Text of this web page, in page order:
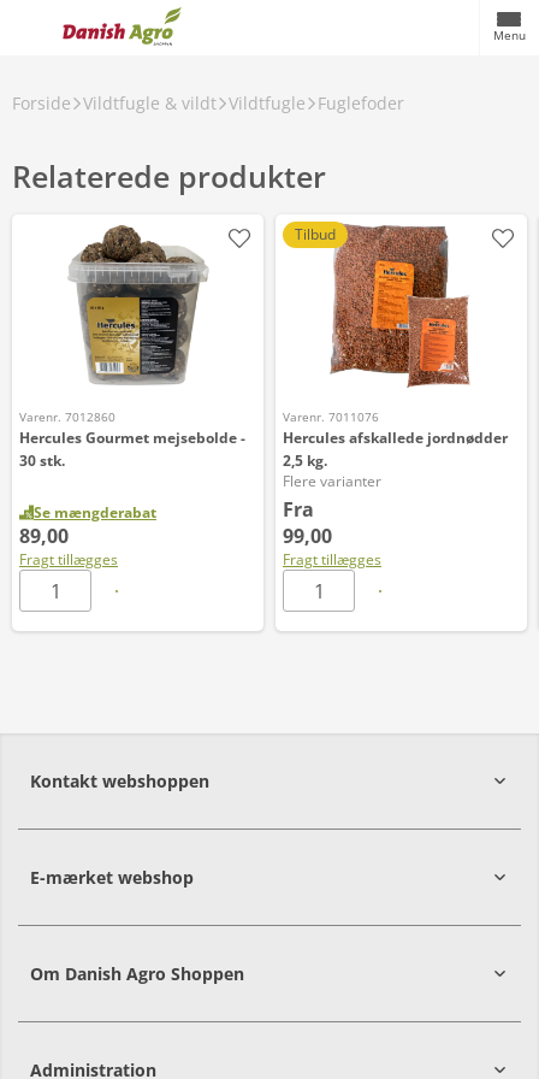
Menu
Forside Vildtfugle & vildt Vildtfugle Fuglefoder
Relaterede produkter
Varenr. 7012860
Hercules Gourmet mejsebolde -
30 stk.
Se mængderabat
89,00
Fragt tillægges
Tilbud
Varenr. 7011076
Hercules afskallede jordnødder
2,5 kg.
Flere varianter
Fra
99,00
Fragt tillægges
Kontakt webshoppen
E-mærket webshop
Om Danish Agro Shoppen
Administration